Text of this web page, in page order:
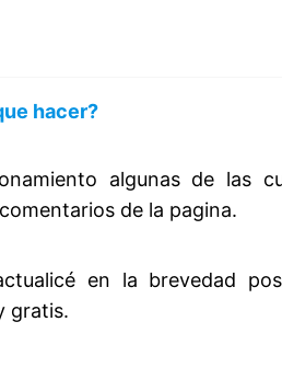
hacer?
algunas de las
de la pagina.
en la brevedad
gratis.